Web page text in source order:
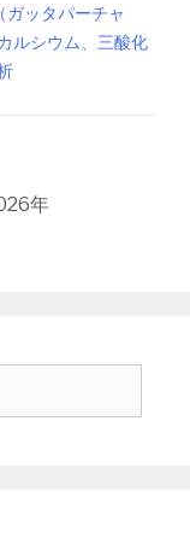
ッタパーチャ
ルシウム、三酸化
年